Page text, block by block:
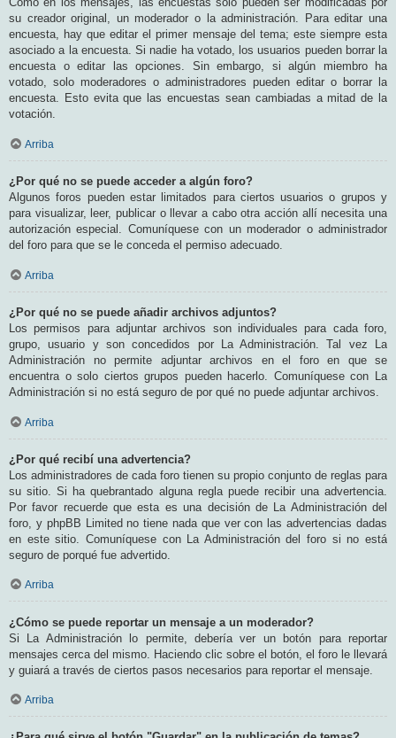
su creador original, un moderador o la administración. Para editar una
encuesta, hay que editar el primer mensaje del tema; este siempre esta
asociado a la encuesta. Si nadie ha votado, los usuarios pueden borrar la
encuesta o editar las opciones. Sin embargo, si algún miembro ha
votado, solo moderadores o administradores pueden editar o borrar la
encuesta. Esto evita que las encuestas sean cambiadas a mitad de la
votación.
Arriba
¿Por qué no se puede acceder a algún foro?
Algunos foros pueden estar limitados para ciertos usuarios o grupos y
para visualizar, leer, publicar o llevar a cabo otra acción allí necesita una
autorización especial. Comuníquese con un moderador o administrador
del foro para que se le conceda el permiso adecuado.
Arriba
¿Por qué no se puede añadir archivos adjuntos?
Los permisos para adjuntar archivos son individuales para cada foro,
grupo, usuario y son concedidos por La Administración. Tal vez La
Administración no permite adjuntar archivos en el foro en que se
encuentra o solo ciertos grupos pueden hacerlo. Comuníquese con La
Administración si no está seguro de por qué no puede adjuntar archivos.
Arriba
¿Por qué recibí una advertencia?
Los administradores de cada foro tienen su propio conjunto de reglas para
su sitio. Si ha quebrantado alguna regla puede recibir una advertencia.
Por favor recuerde que esta es una decisión de La Administración del
foro, y phpBB Limited no tiene nada que ver con las advertencias dadas
en este sitio. Comuníquese con La Administración del foro si no está
seguro de porqué fue advertido.
Arriba
¿Cómo se puede reportar un mensaje a un moderador?
Si La Administración lo permite, debería ver un botón para reportar
mensajes cerca del mismo. Haciendo clic sobre el botón, el foro le llevará
y guiará a través de ciertos pasos necesarios para reportar el mensaje.
Arriba